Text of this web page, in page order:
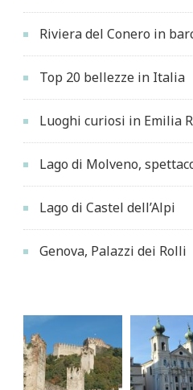
Riviera del Conero in
Top 20 bellezze in Italia
Luoghi curiosi in Emilia
Lago di Molveno,
Lago di Castel dell’Alpi
Genova, Palazzi dei Rolli